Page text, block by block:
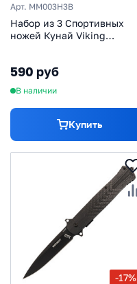
Арт. MM003H3B
Набор из 3 Спортивных
ножей Кунай Viking
590 руб
В наличии
Купить
-17%